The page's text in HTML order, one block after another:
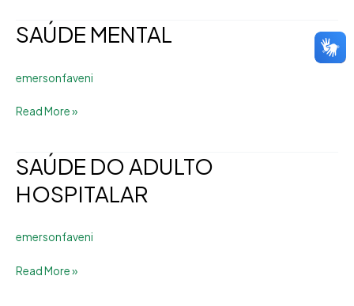
SAÚDE MENTAL
emersonfaveni
SAÚDE
Read More »
SAÚDE DO ADULTO
HOSPITALAR
emersonfaveni
SAÚDE
ADULTO
Read More »